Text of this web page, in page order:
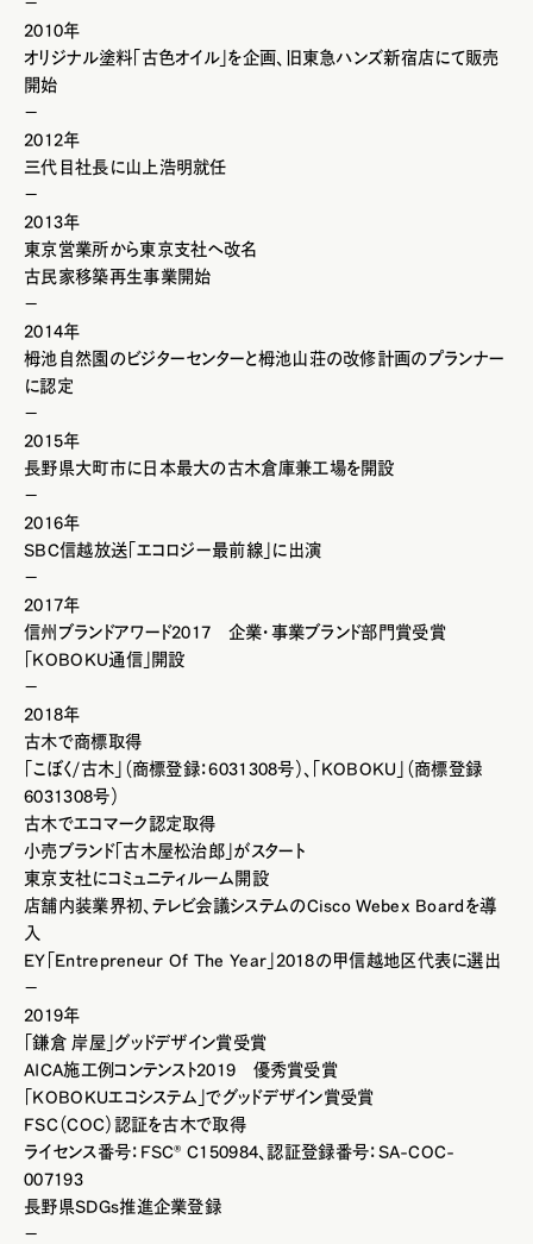
2010年
オリジナル塗料「古色オイル」を企画、旧東急ハンズ新宿店にて販売
開始
－
2012年
三代目社長に山上浩明就任
－
2013年
東京営業所から東京支社へ改名
古民家移築再生事業開始
－
2014年
栂池自然園のビジターセンターと栂池山荘の改修計画のプランナー
に認定
－
2015年
長野県大町市に日本最大の古木倉庫兼工場を開設
－
2016年
SBC信越放送「エコロジー最前線」に出演
－
2017年
信州ブランドアワード2017 企業・事業ブランド部門賞受賞
「KOBOKU通信」開設
－
2018年
古木で商標取得
「こぼく/古木」（商標登録：6031308号）、「KOBOKU」（商標登録
6031308号）
古木でエコマーク認定取得
小売ブランド「古木屋松治郎」がスタート
東京支社にコミュニティルーム開設
店舗内装業界初、テレビ会議システムのCisco Webex Boardを導
入
EY「Entrepreneur Of The Year」2018の甲信越地区代表に選出
－
2019年
「鎌倉 岸屋」グッドデザイン賞受賞
AICA施工例コンテンスト2019 優秀賞受賞
「KOBOKUエコシステム」でグッドデザイン賞受賞
FSC（COC）認証を古木で取得
ライセンス番号：FSC® C150984、認証登録番号：SA-COC-
007193
長野県SDGs推進企業登録
－